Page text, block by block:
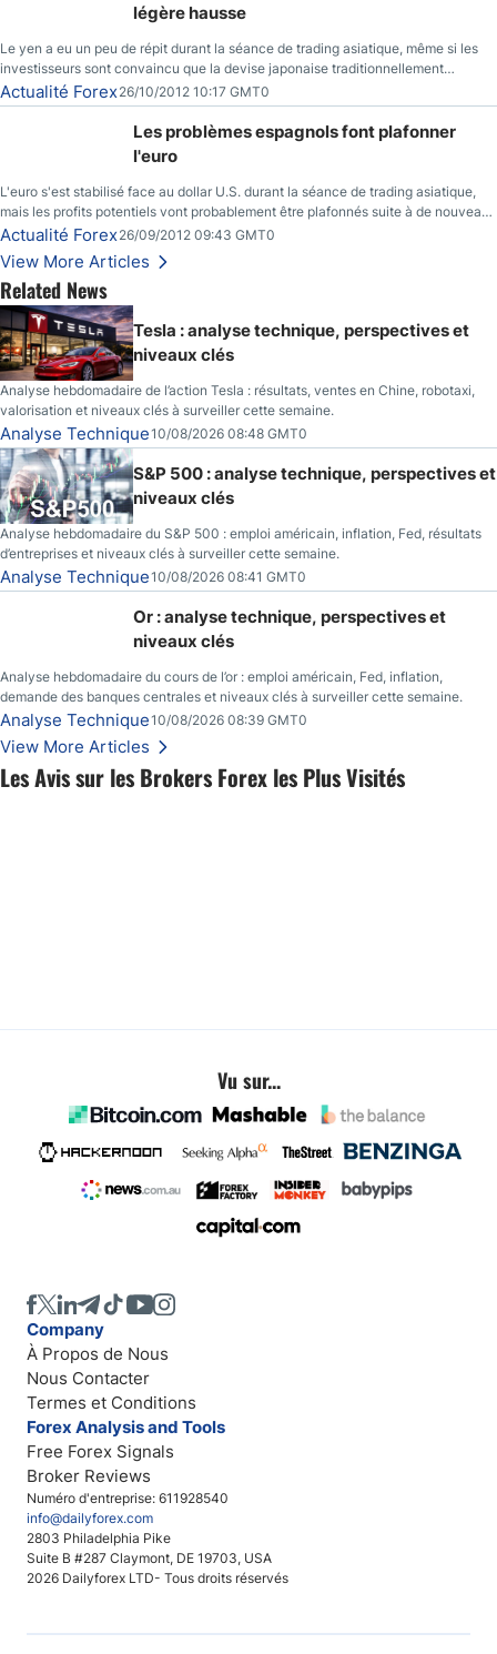
Les Avis sur les Brokers Forex les Plus Visités
légère hausse
Le yen a eu un peu de répit durant la séance de trading asiatique, même si les
investisseurs sont convaincu que la devise japonaise traditionnellement
sécuritaire devrait chuter de façon importante après la réunion de la Banque du
Japon la semaine prochaine.
Actualité Forex26/10/2012 10:17 GMT0
Les problèmes espagnols font plafonner
l'euro
L'euro s'est stabilisé face au dollar U.S. durant la séance de trading asiatique,
mais les profits potentiels vont probablement être plafonnés suite à de nouveaux
événements liés au renflouement en Espagne, renforçant les inquiétudes des
investisseurs.
Actualité Forex26/09/2012 09:43 GMT0
View More Articles
Related News
Tesla : analyse technique, perspectives et
niveaux clés
Analyse hebdomadaire de l’action Tesla : résultats, ventes en Chine, robotaxi,
valorisation et niveaux clés à surveiller cette semaine.
Analyse Technique10/08/2026 08:48 GMT0
S&P 500 : analyse technique, perspectives et
niveaux clés
Analyse hebdomadaire du S&P 500 : emploi américain, inflation, Fed, résultats
d’entreprises et niveaux clés à surveiller cette semaine.
Analyse Technique10/08/2026 08:41 GMT0
Or : analyse technique, perspectives et
niveaux clés
Analyse hebdomadaire du cours de l’or : emploi américain, Fed, inflation,
demande des banques centrales et niveaux clés à surveiller cette semaine.
Analyse Technique10/08/2026 08:39 GMT0
View More Articles
Vu sur...
Numéro d'entreprise: 611928540
info@dailyforex.com
2803 Philadelphia Pike
Suite B #287 Claymont, DE 19703, USA
2026 Dailyforex LTD- Tous droits réservés
Company
À Propos de Nous
Nous Contacter
Termes et Conditions
Forex Analysis and Tools
Free Forex Signals
Broker Reviews